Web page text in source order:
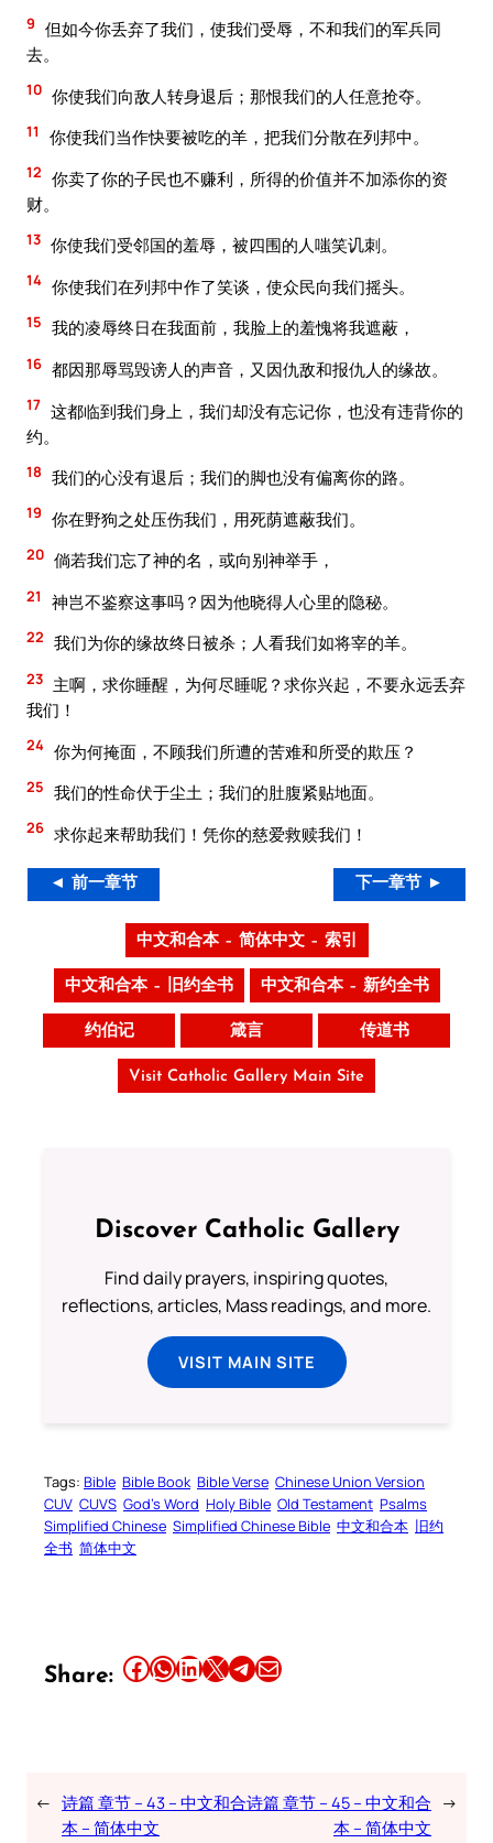
9 但如今你丢弃了我们，使我们受辱，不和我们的军兵同
去。
10 你使我们向敌人转身退后；那恨我们的人任意抢夺。
11 你使我们当作快要被吃的羊，把我们分散在列邦中。
12 你卖了你的子民也不赚利，所得的价值并不加添你的资
财。
13 你使我们受邻国的羞辱，被四围的人嗤笑讥刺。
14 你使我们在列邦中作了笑谈，使众民向我们摇头。
15 我的凌辱终日在我面前，我脸上的羞愧将我遮蔽，
16 都因那辱骂毁谤人的声音，又因仇敌和报仇人的缘故。
17 这都临到我们身上，我们却没有忘记你，也没有违背你的
约。
18 我们的心没有退后；我们的脚也没有偏离你的路。
19 你在野狗之处压伤我们，用死荫遮蔽我们。
20 倘若我们忘了神的名，或向别神举手，
21 神岂不鉴察这事吗？因为他晓得人心里的隐秘。
22 我们为你的缘故终日被杀；人看我们如将宰的羊。
23 主啊，求你睡醒，为何尽睡呢？求你兴起，不要永远丢弃
我们！
24 你为何掩面，不顾我们所遭的苦难和所受的欺压？
25 我们的性命伏于尘土；我们的肚腹紧贴地面。
26 求你起来帮助我们！凭你的慈爱救赎我们！
◄ 前一章节 下一章节 ►
中文和合本 – 简体中文 – 索引
中文和合本 – 旧约全书 中文和合本 – 新约全书
约伯记 箴言 传道书
Visit Catholic Gallery Main Site
Discover Catholic Gallery
Find daily prayers, inspiring quotes,
reflections, articles, Mass readings, and more.
VISIT MAIN SITE
Tags: Bible Bible Book Bible Verse Chinese Union Version
CUV CUVS God’s Word Holy Bible Old Testament Psalms
Simplified Chinese Simplified Chinese Bible 中文和合本 旧约
全书 简体中文
Share: Share this article on Facebook Share this article on WhatsApp Share this article on LinkedIn Share this article on X Share this article on TelegramEmail this Article
← 诗篇 章节 – 43 – 中文和合
本 – 简体中文
诗篇 章节 – 45 – 中文和合
本 – 简体中文
→